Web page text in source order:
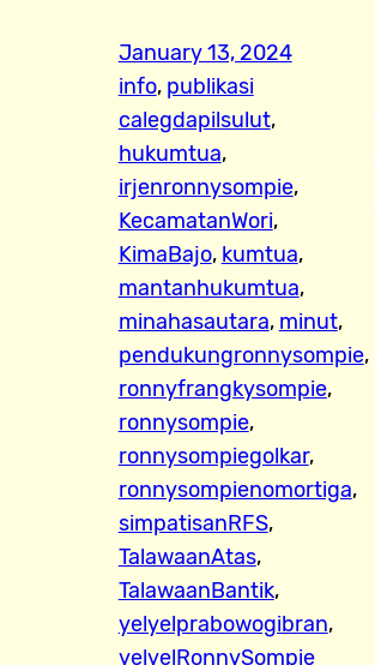
January 13, 2024
info, publikasi
calegdapilsulut,
hukumtua ,
irjenronnysompie,
KecamatanWori,
KimaBajo, kumtua ,
mantanhukumtua ,
minahasautara, minut,
pendukungronnysompie,
ronnyfrangkysompie,
ronnysompie,
ronnysompiegolkar,
ronnysompienomortiga ,
simpatisanRFS,
TalawaanAtas,
TalawaanBantik,
yelyelprabowogibran ,
yelyelRonnySompie